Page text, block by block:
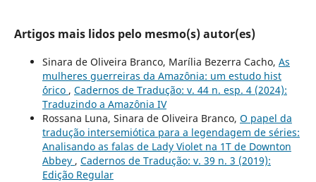
Artigos mais lidos pelo mesmo(s) autor(es)
Sinara de Oliveira Branco, Marília Bezerra Cacho, As
mulheres guerreiras da Amazônia: um estudo hist
´órico , Cadernos de Tradução: v. 44 n. esp. 4 (2024):
Traduzindo a Amazônia IV
Rossana Luna, Sinara de Oliveira Branco, O papel da
tradução intersemiótica para a legendagem de séries:
Analisando as falas de Lady Violet na 1T de Downton
Abbey , Cadernos de Tradução: v. 39 n. 3 (2019):
Edição Regular